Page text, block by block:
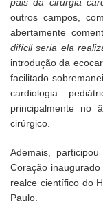
outros campos,
abertamente
difícil seria ela
introdução da
facilitado
cardiologia
principalmente no
cirúrgico.
Ademais,
Coração
realce científico do
Paulo.